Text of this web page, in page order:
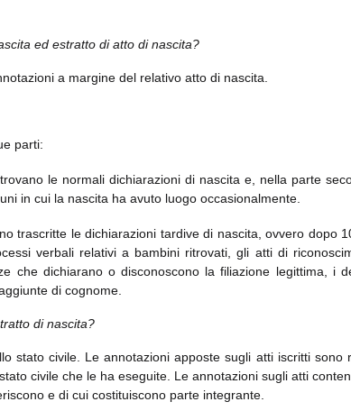
ed estratto di atto di nascita?
a margine del relativo atto di nascita.
parti:
le normali dichiarazioni di nascita e, nella parte
in cui la nascita ha avuto luogo occasionalmente.
trascritte le dichiarazioni tardive di nascita, ovvero dopo
verbali relativi a bambini ritrovati, gli atti di
che dichiarano o disconoscono la filiazione legittima, i
di cognome.
di nascita?
stato civile. Le annotazioni apposte sugli atti iscritti sono
civile che le ha eseguite. Le annotazioni sugli atti
e di cui costituiscono parte integrante.